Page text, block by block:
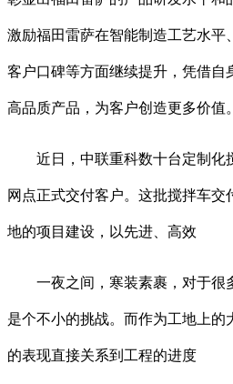
激励福田雷萨在智能制造工艺水平
客户口碑等方面继续提升，凭借自
高品质产品，为客户创造更多价值。
近日，中联重科数十台定制化
网点正式交付客户。这批搅拌车交
地的项目建设，以先进、高效
一夜之间，寒装素裹，对于很
是个不小的挑战。而作为工地上
的表现直接关系到工程的进度